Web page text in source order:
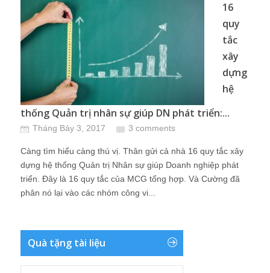
16
quy
tắc
xây
dựng
hệ
thống Quản trị nhân sự giúp DN phát triển:...
Tháng Bảy 3, 2017 3 comments
Càng tìm hiểu càng thú vị. Thân gửi cả nhà 16 quy tắc xây
dựng hệ thống Quản trị Nhân sự giúp Doanh nghiệp phát
triển. Đây là 16 quy tắc của MCG tổng hợp. Và Cường đã
phân nó lại vào các nhóm công vi...
Quà tặng tài liệu